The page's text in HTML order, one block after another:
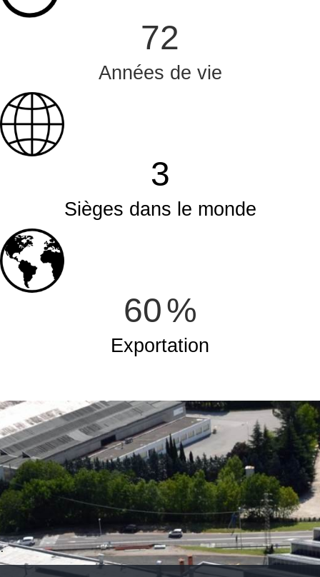
72
Années de vie
3
Sièges dans le monde
60%
Exportation
.